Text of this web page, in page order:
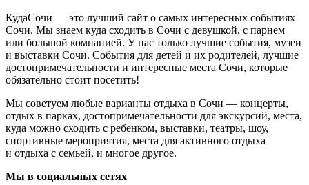
КудаСочи — это лучший сайт о самых интересных событиях
Сочи. Мы знаем куда сходить в Сочи с девушкой, с парнем
или большой компанией. У нас только лучшие события, музеи
и выставки Сочи. События для детей и их родителей, лучшие
достопримечательности и интересные места Сочи, которые
обязательно стоит посетить!
Мы советуем любые варианты отдыха в Сочи — концерты,
отдых в парках, достопримечательности для экскурсий, места,
куда можно сходить с ребенком, выставки, театры, шоу,
спортивные мероприятия, места для активного отдыха
и отдыха с семьей, и многое другое.
Мы в социальных сетях